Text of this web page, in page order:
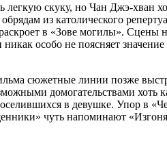
легкую скуку, но Чан Джэ-хван
из католического
в «Зове могилы». Сцены
особо не поясняет
сюжетные линии позже
домогательствами хоть
в девушке. Упор в
чуть напоминают